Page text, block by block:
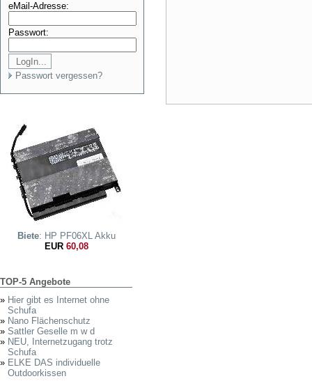
eMail-Adresse:
Passwort:
Passwort vergessen?
Biete: HP PF06XL Akku
EUR60,08
TOP-5 Angebote
» Hier gibt es Internet ohne
Schufa
» Nano Flächenschutz
» Sattler Geselle m w d
» NEU, Internetzugang trotz
Schufa
» ELKE DAS individuelle
Outdoorkissen